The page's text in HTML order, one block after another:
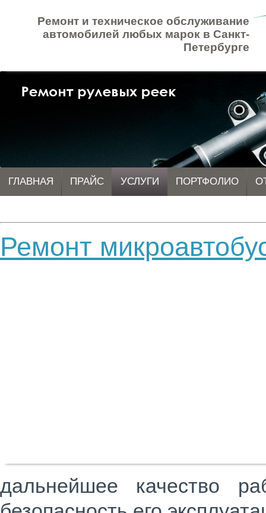
Ремонт и техническое обслуживание
автомобилей любых марок в Санкт-
Петербурге
ГЛАВНАЯ ПРАЙС УСЛУГИ ПОРТФОЛИО
Ремонт
дальнейшее качество